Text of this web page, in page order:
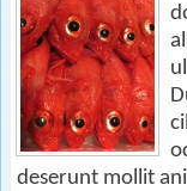
deserunt mollit